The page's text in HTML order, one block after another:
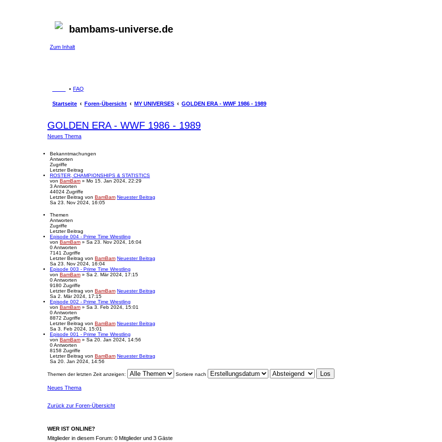
bambams-universe.de
Zum Inhalt
FAQ
Startseite Foren-Übersicht MY UNIVERSES GOLDEN ERA - WWF 1986 - 1989
GOLDEN ERA - WWF 1986 - 1989
Neues Thema
Bekanntmachungen
Antworten
Zugriffe
Letzter Beitrag
ROSTER, CHAMPIONSHIPS & STATISTICS
von BamBam » Mo 15. Jan 2024, 22:29
3 Antworten
44024 Zugriffe
Letzter Beitrag von BamBam Neuester Beitrag
Sa 23. Nov 2024, 16:05
Themen
Antworten
Zugriffe
Letzter Beitrag
Episode 004 - Prime Time Wrestling
von BamBam » Sa 23. Nov 2024, 16:04
0Antworten
7141 Zugriffe
Letzter Beitrag von BamBam Neuester Beitrag
Sa 23. Nov 2024, 16:04
Episode 003 - Prime Time Wrestling
von BamBam » Sa 2. Mär 2024, 17:15
0Antworten
9180 Zugriffe
Letzter Beitrag von BamBam Neuester Beitrag
Sa 2. Mär 2024, 17:15
Episode 002 - Prime Time Wrestling
von BamBam » Sa 3. Feb 2024, 15:01
0Antworten
8872 Zugriffe
Letzter Beitrag von BamBam Neuester Beitrag
Sa 3. Feb 2024, 15:01
Episode 001 - Prime Time Wrestling
von BamBam » Sa 20. Jan 2024, 14:56
0Antworten
8158 Zugriffe
Letzter Beitrag von BamBam Neuester Beitrag
Sa 20. Jan 2024, 14:56
Themen der letzten Zeit anzeigen: Sortiere nach
Neues Thema
Zurück zur Foren-Übersicht
WER IST ONLINE?
Mitglieder in diesem Forum: 0 Mitglieder und 3 Gäste